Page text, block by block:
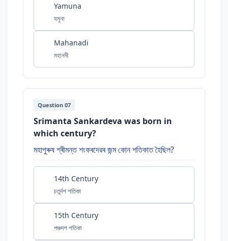
Yamuna
যমুনা
Mahanadi
মহানদী
Question 07
Srimanta Sankardeva was born in
which century?
মহাপুৰুষ শ্ৰীমন্ত শংকৰদেৱৰ জন্ম কোন শতিকাত হৈছিল?
14th Century
চতুৰ্দশ শতিকা
15th Century
পঞ্চদশ শতিকা